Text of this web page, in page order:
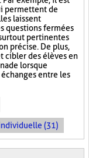
permettent de
laissent
questions fermées
pertinentes
précise. De plus,
cibler des élèves en
lorsque
entre les
(31)